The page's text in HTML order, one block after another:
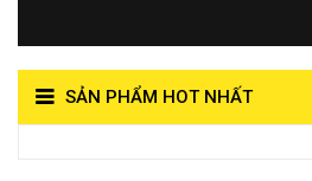
SẢN PHẨM HOT NHẤT